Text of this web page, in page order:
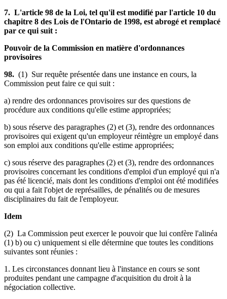
7. L'article 98 de la Loi, tel qu'il est modifié par l'article 10 du
chapitre 8 des Lois de l'Ontario de 1998, est abrogé et remplacé
par ce qui suit :
Pouvoir de la Commission en matière d'ordonnances
provisoires
98. (1) Sur requête présentée dans une instance en cours, la
Commission peut faire ce qui suit :
a) rendre des ordonnances provisoires sur des questions de
procédure aux conditions qu'elle estime appropriées;
b) sous réserve des paragraphes (2) et (3), rendre des ordonnances
provisoires qui exigent qu'un employeur réintègre un employé dans
son emploi aux conditions qu'elle estime appropriées;
c) sous réserve des paragraphes (2) et (3), rendre des ordonnances
provisoires concernant les conditions d'emploi d'un employé qui n'a
pas été licencié, mais dont les conditions d'emploi ont été modifiées
ou qui a fait l'objet de représailles, de pénalités ou de mesures
disciplinaires du fait de l'employeur.
Idem
(2) La Commission peut exercer le pouvoir que lui confère l'alinéa
(1) b) ou c) uniquement si elle détermine que toutes les conditions
suivantes sont réunies :
1. Les circonstances donnant lieu à l'instance en cours se sont
produites pendant une campagne d'acquisition du droit à la
négociation collective.